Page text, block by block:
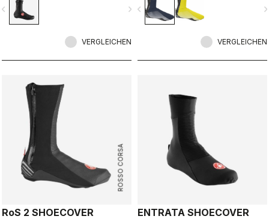
Begleiter bei trockenen
Bedingungen – und bei Nässe
navigate_next
VERGLEICHEN
draußen und Wärme drinnen zu
halten. Frauenspezifische Passform
bessere Sichtbarkeit.
navigate_before
VERGLEICHEN
ROSSO CORSA
RoS 2 SHOECOVER
ENTRATA SHOECOVER